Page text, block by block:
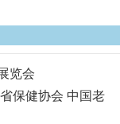
览会
保健协会 中国老